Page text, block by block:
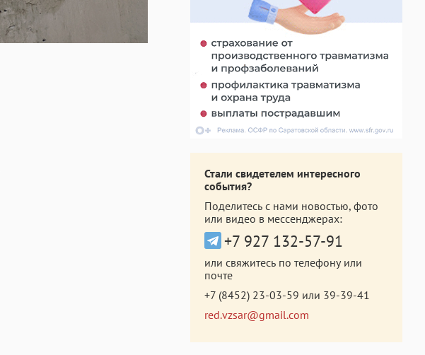
Стали свидетелем интересного
события?
Поделитесь с нами новостью, фото
или видео в мессенджерах:
+7 927 132-57-91
или свяжитесь по телефону или
почте
+7 (8452) 23-03-59 или 39-39-41
red.vzsar@gmail.com